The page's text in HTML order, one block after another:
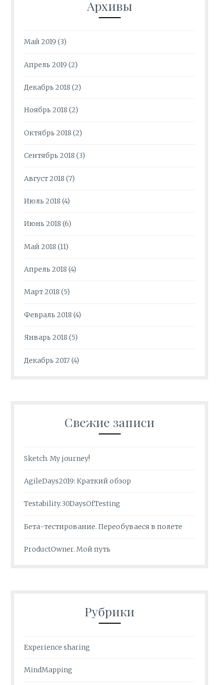
Архивы
Май 2019 (3)
Апрель 2019 (2)
Декабрь 2018 (2)
Ноябрь 2018 (2)
Октябрь 2018 (2)
Сентябрь 2018 (3)
Август 2018 (7)
Июль 2018 (4)
Июнь 2018 (6)
Май 2018 (11)
Апрель 2018 (4)
Март 2018 (5)
Февраль 2018 (4)
Январь 2018 (5)
Декабрь 2017(4)
Свежие записи
Sketch. My journey!
AgileDays2019: Краткий обзор
Testability.30DaysOfTesting
Бета-тестирование. Переобуваеся в полете
ProductOwner. Мой путь
Рубрики
Experience sharing
MindMapping